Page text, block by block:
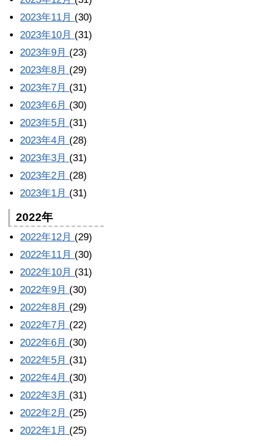
2023年11月 (30)
2023年10月 (31)
2023年9月 (23)
2023年8月 (29)
2023年7月 (31)
2023年6月 (30)
2023年5月 (31)
2023年4月 (28)
2023年3月 (31)
2023年2月 (28)
2023年1月 (31)
2022年
2022年12月 (29)
2022年11月 (30)
2022年10月 (31)
2022年9月 (30)
2022年8月 (29)
2022年7月 (22)
2022年6月 (30)
2022年5月 (31)
2022年4月 (30)
2022年3月 (31)
2022年2月 (25)
2022年1月 (25)